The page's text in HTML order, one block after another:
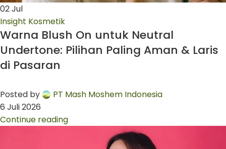
02Jul
Insight Kosmetik
Warna Blush On untuk Neutral
Undertone: Pilihan Paling Aman & Laris
di Pasaran
Posted by
PT Mash Moshem Indonesia
6 Juli 2026
Continue reading